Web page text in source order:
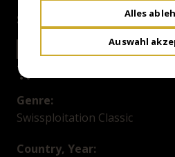
Screenings
Genre:
Swissploitation Classic
Country, Year:
Alles
Auswahl